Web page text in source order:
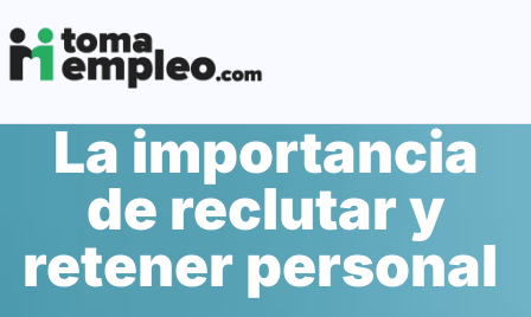
La importancia
de reclutar y
retener personal